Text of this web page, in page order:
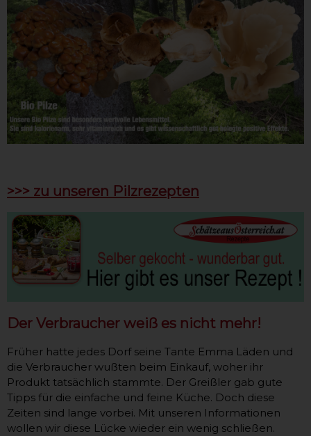
>>> zu unseren Pilzrezepten
Der Verbraucher weiß es nicht mehr!
Früher hatte jedes Dorf seine Tante Emma Läden und
die Verbraucher wußten beim Einkauf, woher ihr
Produkt tatsächlich stammte. Der Greißler gab gute
Tipps für die einfache und feine Küche. Doch diese
Zeiten sind lange vorbei. Mit unseren Informationen
wollen wir diese Lücke wieder ein wenig schließen.